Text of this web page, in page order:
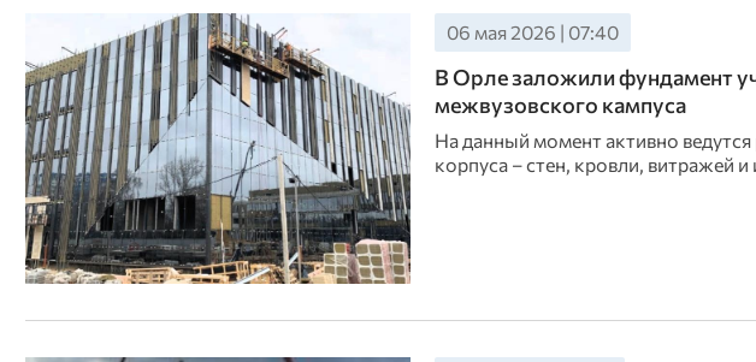
06 мая 2026 | 07:40
В Орле заложили фундамент
межвузовского кампуса
На данный момент активно
корпуса – стен, кровли, витражей